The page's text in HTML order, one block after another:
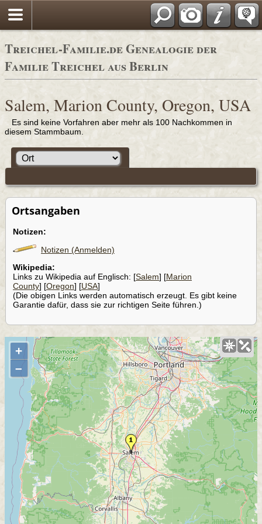
Adressbücher
Treichel-Familie.de Genealogie der
Familie Treichel aus Berlin
Salem, Marion County, Oregon, USA
Es sind keine Vorfahren aber mehr als 100 Nachkommen in
diesem Stammbaum.
Ortsangaben
Notizen:
Notizen (Anmelden)
Wikipedia:
Links zu Wikipedia auf Englisch: [Salem] [Marion
County] [Oregon] [USA]
(Die obigen Links werden automatisch erzeugt. Es gibt keine
Garantie dafür, dass sie zur richtigen Seite führen.)
+
–